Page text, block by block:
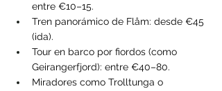
entre €10–15.
Tren panorámico de Flåm: desde €45
(ida).
Tour en barco por fiordos (como
Geirangerfjord): entre €40–80.
Miradores como Trolltunga o